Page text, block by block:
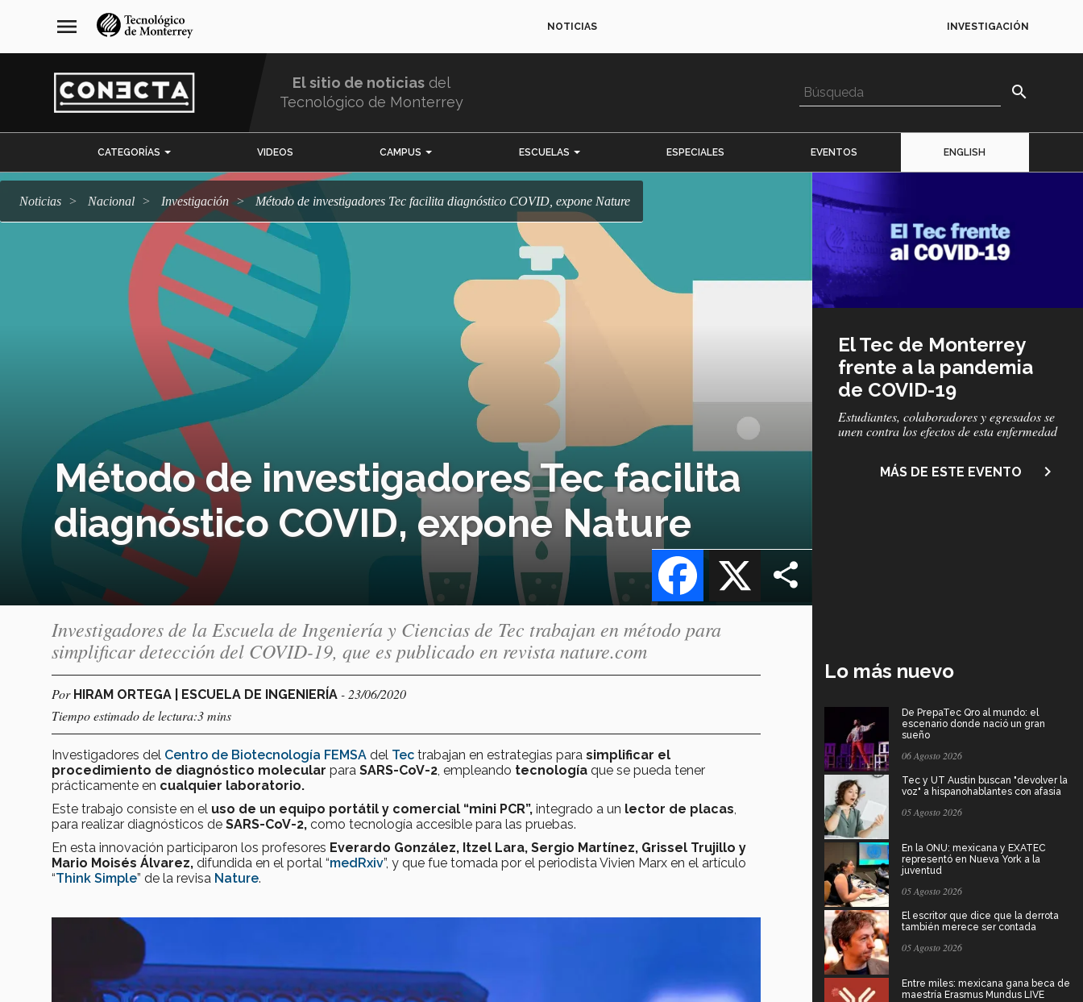
navegación
principal
menu NOTICIAS INVESTIGACIÓN
El sitio de noticias del
Tecnológico de Monterrey
search
CATEGORÍAS VIDEOS CAMPUS ESCUELAS ESPECIALES EVENTOS ENGLISH
Noticias Nacional Investigación Método de investigadores Tec facilita diagnóstico COVID, expone Nature
Método de investigadores Tec facilita
diagnóstico COVID, expone Nature
X
Facebook
o
El Tec de Monterrey
frente a la pandemia
de COVID-19
Subtítulo
Estudiantes, colaboradores y egresados se
unen contra los efectos de esta enfermedad
MÁS DE ESTE EVENTO navigate_next
Investigadores de la Escuela de Ingeniería y Ciencias de Tec trabajan en método para
simplificar detección del COVID-19, que es publicado en revista nature.com
Por HIRAM ORTEGA | ESCUELA DE INGENIERÍA - 23/06/2020
Tiempo estimado de lectura:3 mins
Investigadores del Centro de Biotecnología FEMSA del Tec trabajan en estrategias para simplificar el
procedimiento de diagnóstico molecular para SARS-CoV-2, empleando tecnología que se pueda tener
prácticamente en cualquier laboratorio.
Este trabajo consiste en el uso de un equipo portátil y comercial “mini PCR”, integrado a un lector de placas,
para realizar diagnósticos de SARS-CoV-2, como tecnología accesible para las pruebas.
En esta innovación participaron los profesores Everardo González, Itzel Lara, Sergio Martínez, Grissel Trujillo y
Mario Moisés Álvarez, difundida en el portal “medRxiv”, y que fue tomada por el periodista Vivien Marx en el artículo
“Think Simple” de la revisa Nature.
Lo más nuevo
De PrepaTec Qro al mundo: el
escenario donde nació un gran
sueño
06 Agosto 2026
Tec y UT Austin buscan "devolver la
voz" a hispanohablantes con afasia
05 Agosto 2026
En la ONU: mexicana y EXATEC
representó en Nueva York a la
juventud
05 Agosto 2026
El escritor que dice que la derrota
también merece ser contada
05 Agosto 2026
Entre miles: mexicana gana beca de
maestría Erasmus Mundus LIVE